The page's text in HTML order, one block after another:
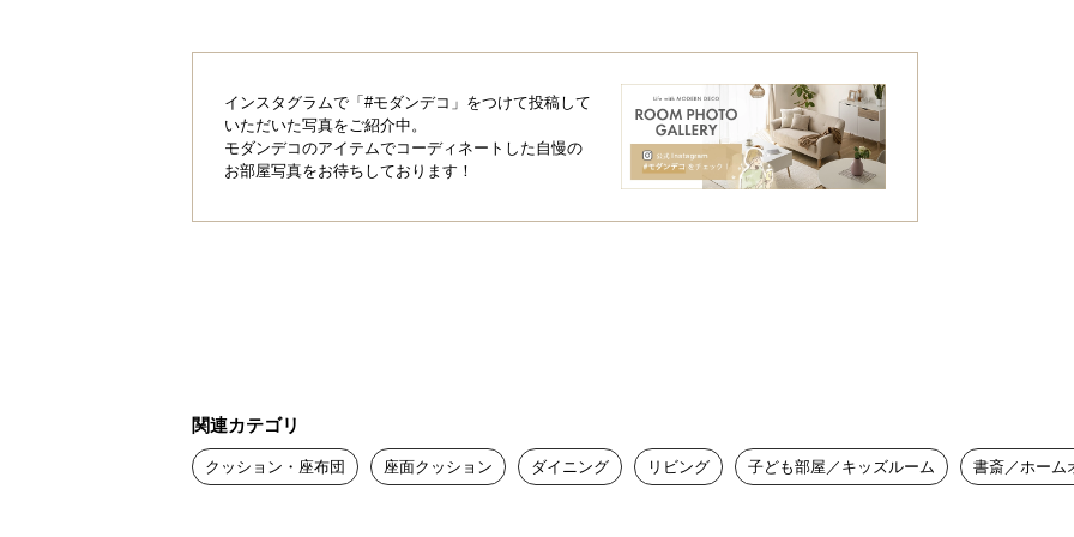
しっかりボリュームのクッション
インスタグラムで「#モダンデコ」をつけて投稿して
いただいた写真をご紹介中。
モダンデコのアイテムでコーディネートした自慢の
お部屋写真をお待ちしております！
関連カテゴリ
クッション・座布団 座面クッション ダイニング リビング 子ども部屋／キッズルーム 書斎／ホーム